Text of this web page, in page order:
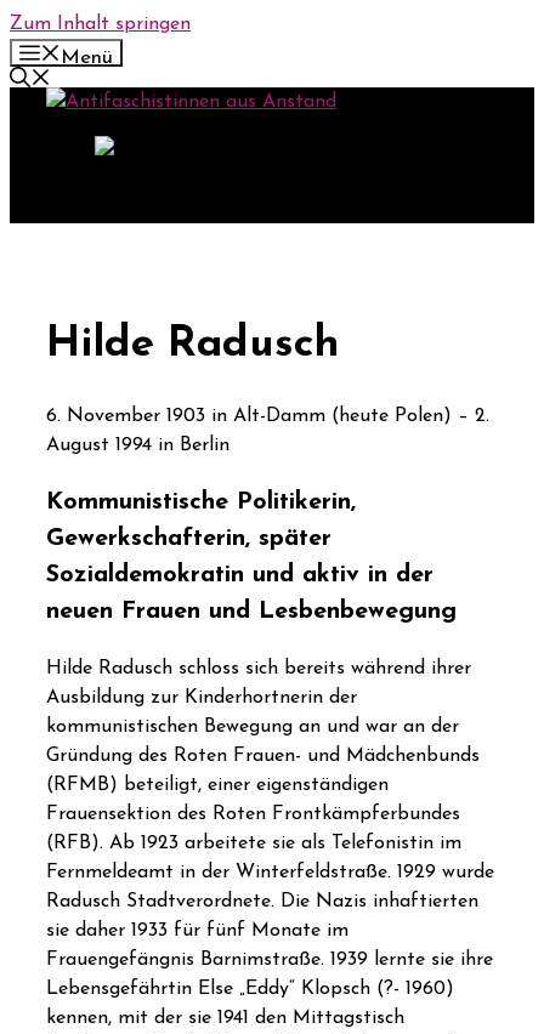
Zum Inhalt springen
Menü
Hilde Radusch
6. November 1903 in Alt-Damm (heute Polen) – 2.
August 1994 in Berlin
Kommunistische Politikerin,
Gewerkschafterin, später
Sozialdemokratin und aktiv in der
neuen Frauen und Lesbenbewegung
Hilde Radusch schloss sich bereits während ihrer
Ausbildung zur Kinderhortnerin der
kommunistischen Bewegung an und war an der
Gründung des Roten Frauen- und Mädchenbunds
(RFMB) beteiligt, einer eigenständigen
Frauensektion des Roten Frontkämpferbundes
(RFB). Ab 1923 arbeitete sie als Telefonistin im
Fernmeldeamt in der Winterfeldstraße. 1929 wurde
Radusch Stadtverordnete. Die Nazis inhaftierten
sie daher 1933 für fünf Monate im
Frauengefängnis Barnimstraße. 1939 lernte sie ihre
Lebensgefährtin Else „Eddy“ Klopsch (?- 1960)
kennen, mit der sie 1941 den Mittagstisch